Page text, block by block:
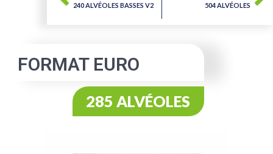
240 ALVÉOLES BASSES V2 504 ALVÉOLES
FORMAT EURO
285 ALVÉOLES